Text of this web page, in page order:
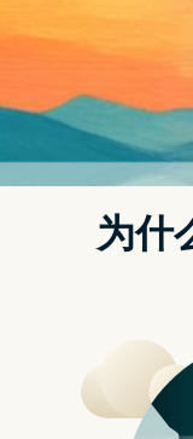
黑客新闻
14个